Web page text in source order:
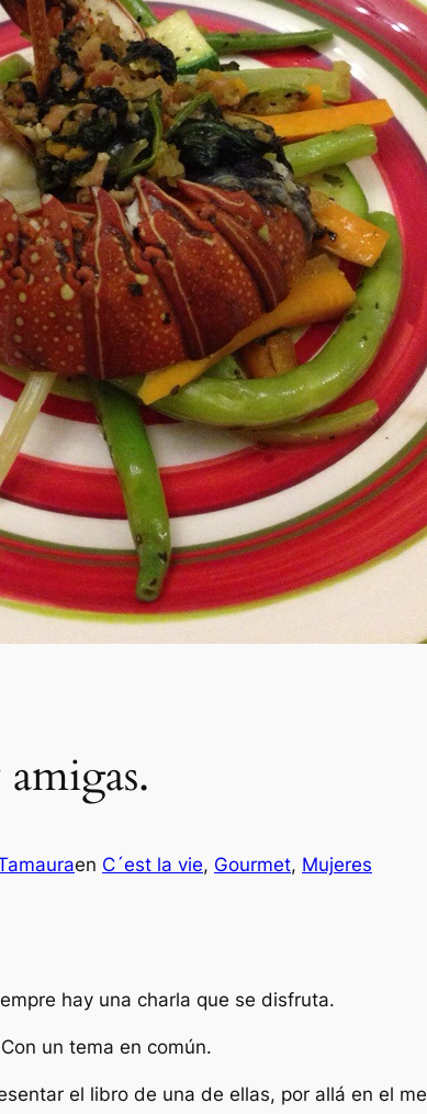
en C´est la vie, Gourmet, Mujeres
hay una charla que se disfruta.
un tema en común.
el libro de una de ellas, por allá en el